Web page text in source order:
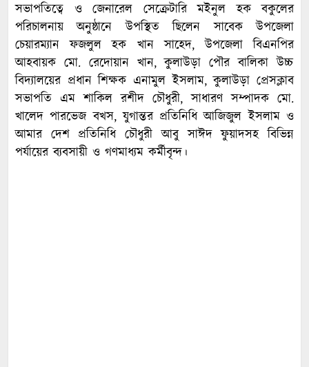
সভাপতিত্বে ও জেনারেল সেক্রেটারি মইনুল হক বকুলের
পরিচালনায় অনুষ্ঠানে উপস্থিত ছিলেন সাবেক উপজেলা
চেয়ারম্যান ফজলুল হক খান সাহেদ, উপজেলা বিএনপির
আহবায়ক মো. রেদোয়ান খান, কুলাউড়া পৌর বালিকা উচ্চ
বিদ্যালয়ের প্রধান শিক্ষক এনামুল ইসলাম, কুলাউড়া প্রেসক্লাব
সভাপতি এম শাকিল রশীদ চৌধুরী, সাধারণ সম্পাদক মো.
খালেদ পারভেজ বখস, যুগান্তর প্রতিনিধি আজিজুল ইসলাম ও
আমার দেশ প্রতিনিধি চৌধুরী আবু সাঈদ ফুয়াদসহ বিভিন্ন
পর্যায়ের ব্যবসায়ী ও গণমাধ্যম কর্মীবৃন্দ।